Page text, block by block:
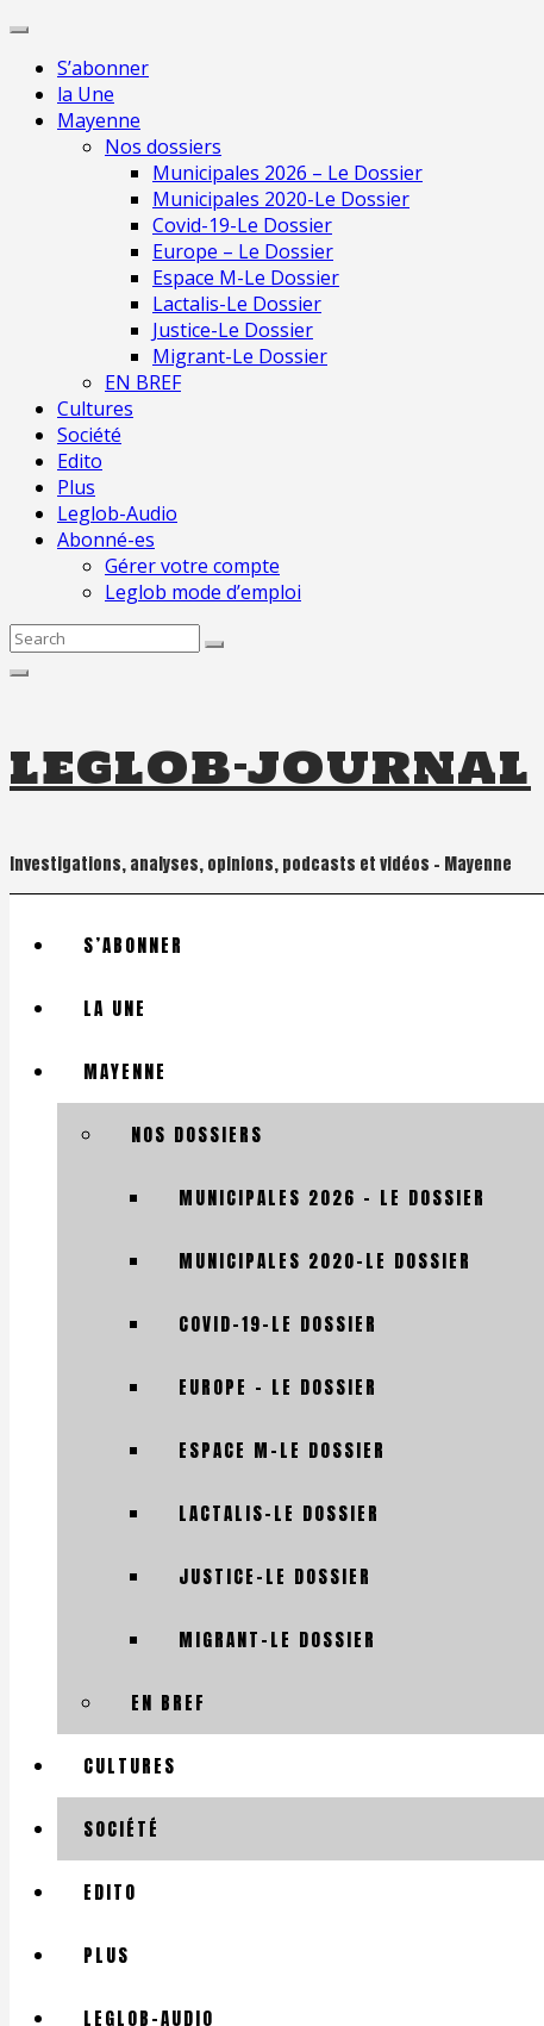
Skip
contentS’abonner
la Une
Mayenne
Nos dossiers
Municipales 2026 – Le Dossier
Municipales 2020-Le Dossier
Covid-19-Le Dossier
Europe – Le Dossier
Espace M-Le Dossier
Lactalis-Le Dossier
Justice-Le Dossier
Migrant-Le Dossier
EN BREF
Cultures
Société
Edito
Plus
Leglob-Audio
Abonné-es
Gérer votre compte
Leglob mode d’emploi
Search
leglob-journal
Investigations, analyses, opinions, podcasts et vidéos – Mayenne
S’ABONNER
LA UNE
MAYENNE
NOS DOSSIERS
MUNICIPALES 2026 – LE DOSSIER
MUNICIPALES 2020-LE DOSSIER
COVID-19-LE DOSSIER
EUROPE – LE DOSSIER
ESPACE M-LE DOSSIER
LACTALIS-LE DOSSIER
JUSTICE-LE DOSSIER
MIGRANT-LE DOSSIER
EN BREF
CULTURES
SOCIÉTÉ
EDITO
PLUS
LEGLOB-AUDIO